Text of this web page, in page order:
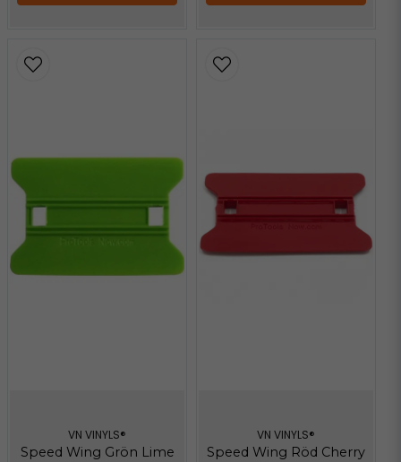
VN VINYLS®
Speed Wing Grön Lime
VN VINYLS®
Speed Wing Röd Cherry